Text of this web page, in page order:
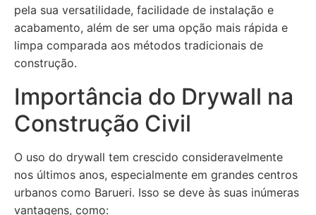
pela sua versatilidade, facilidade de instalação e
acabamento, além de ser uma opção mais rápida e
limpa comparada aos métodos tradicionais de
construção.
Importância do Drywall na
Construção Civil
O uso do drywall tem crescido consideravelmente
nos últimos anos, especialmente em grandes centros
urbanos como Barueri. Isso se deve às suas inúmeras
vantagens, como: